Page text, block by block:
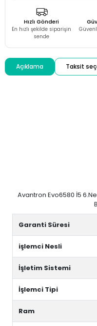
Hızlı Gönderi
En hızlı şekilde siparişin
sende
Açıklama Taksit
Avantron Evo6580 İ5
Garanti Süresi
işlemci Nesli
İşletim Sistemi
İşlemci Tipi
Ram